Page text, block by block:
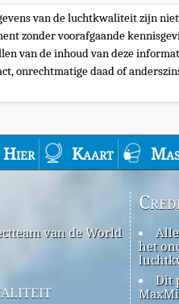
van de luchtkwaliteit zijn
zonder voorafgaande
van de inhoud van deze
onrechtmatige daad of
Hier Kaart
van de World
het
Dit